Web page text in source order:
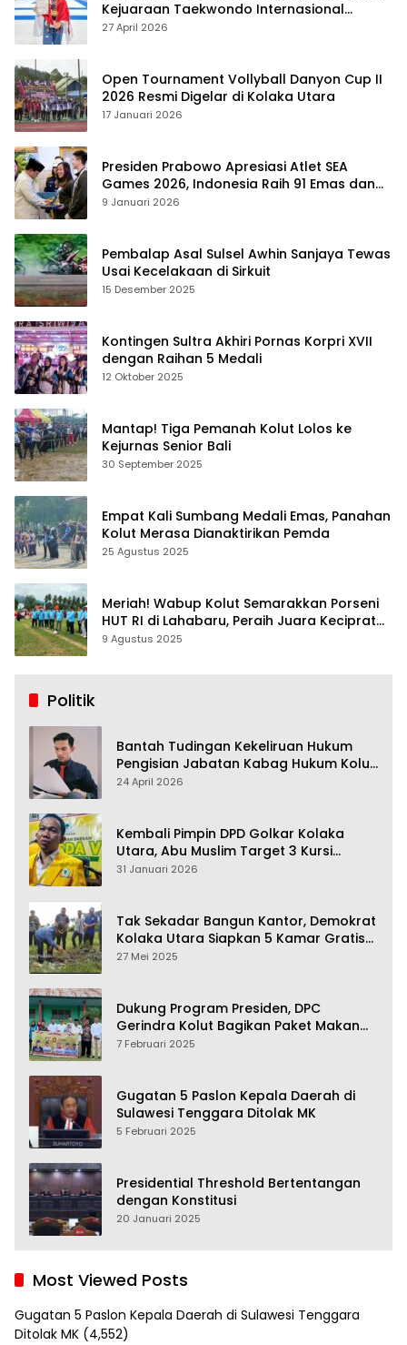
Kejuaraan Taekwondo Internasional
Jepang
27 April 2026
Open Tournament Vollyball Danyon Cup II
2026 Resmi Digelar di Kolaka Utara
17 Januari 2026
Presiden Prabowo Apresiasi Atlet SEA
Games 2026, Indonesia Raih 91 Emas dan
Kembali ke Dua Besar
9 Januari 2026
Pembalap Asal Sulsel Awhin Sanjaya Tewas
Usai Kecelakaan di Sirkuit
15 Desember 2025
Kontingen Sultra Akhiri Pornas Korpri XVII
dengan Raihan 5 Medali
12 Oktober 2025
Mantap! Tiga Pemanah Kolut Lolos ke
Kejurnas Senior Bali
30 September 2025
Empat Kali Sumbang Medali Emas, Panahan
Kolut Merasa Dianaktirikan Pemda
25 Agustus 2025
Meriah! Wabup Kolut Semarakkan Porseni
HUT RI di Lahabaru, Peraih Juara Keciprat
Uang Pembinaan
9 Agustus 2025
Politik
Bantah Tudingan Kekeliruan Hukum
Pengisian Jabatan Kabag Hukum Kolut,
Tim Advokasi Nilai Menyesatkan
24 April 2026
Kembali Pimpin DPD Golkar Kolaka
Utara, Abu Muslim Target 3 Kursi
Pemilu 2029
31 Januari 2026
Tak Sekadar Bangun Kantor, Demokrat
Kolaka Utara Siapkan 5 Kamar Gratis
Untuk Rakyat
27 Mei 2025
Dukung Program Presiden, DPC
Gerindra Kolut Bagikan Paket Makan
Bergizi Gratis
7 Februari 2025
Gugatan 5 Paslon Kepala Daerah di
Sulawesi Tenggara Ditolak MK
5 Februari 2025
Presidential Threshold Bertentangan
dengan Konstitusi
20 Januari 2025
Most Viewed Posts
Gugatan 5 Paslon Kepala Daerah di Sulawesi Tenggara
Ditolak MK (4,552)